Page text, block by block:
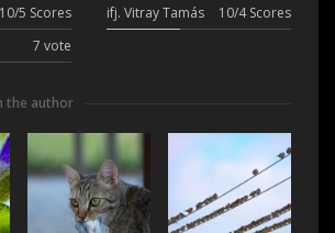
10/5 Scores ifj. Vitray Tamás
10/4 Scores
7 vote
the author